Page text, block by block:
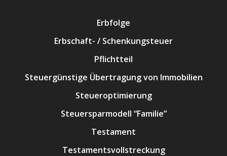
Erbfolge
Erbschaft- / Schenkungsteuer
Pflichtteil
Steuergünstige Übertragung von Immobilien
Steueroptimierung
Steuersparmodell “Familie”
Testament
Testamentsvollstreckung